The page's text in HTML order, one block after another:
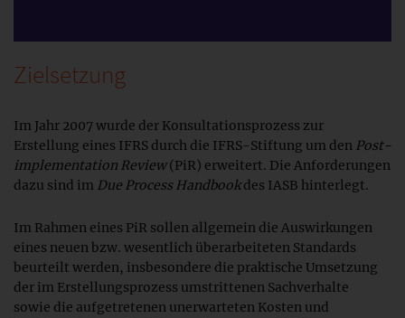
Zielsetzung
Im Jahr 2007 wurde der Konsultationsprozess zur
Erstellung eines IFRS durch die IFRS-Stiftung um den Post-
implementation Review(PiR) erweitert. Die Anforderungen
dazu sind im Due Process Handbookdes IASB hinterlegt.
Im Rahmen eines PiR sollen allgemein die Auswirkungen
eines neuen bzw. wesentlich überarbeiteten Standards
beurteilt werden, insbesondere die praktische Umsetzung
der im Erstellungsprozess umstrittenen Sachverhalte
sowie die aufgetretenen unerwarteten Kosten und